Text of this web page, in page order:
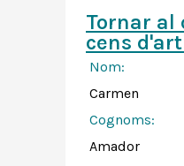
Tornar al
cens
Nom:
Carmen
Cognoms:
Amador